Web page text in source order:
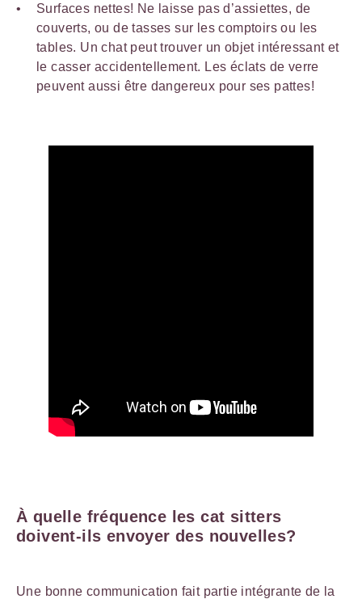
Surfaces nettes! Ne laisse pas d’assiettes, de
couverts, ou de tasses sur les comptoirs ou les
tables. Un chat peut trouver un objet intéressant et
le casser accidentellement. Les éclats de verre
peuvent aussi être dangereux pour ses pattes!
À quelle fréquence les cat sitters
doivent-ils envoyer des nouvelles?
Une bonne communication fait partie intégrante de la